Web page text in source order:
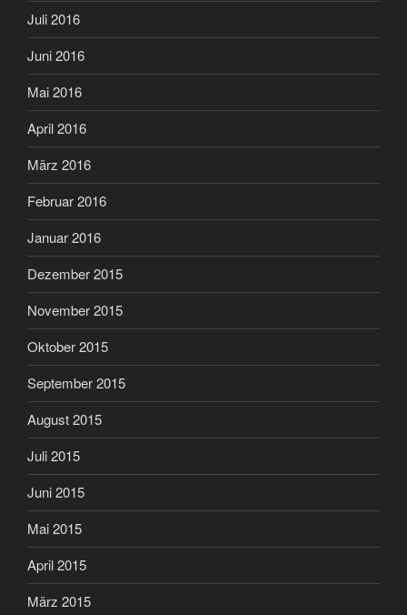
Juli 2016
Juni 2016
Mai 2016
April 2016
März 2016
Februar 2016
Januar 2016
Dezember 2015
November 2015
Oktober 2015
September 2015
August 2015
Juli 2015
Juni 2015
Mai 2015
April 2015
März 2015